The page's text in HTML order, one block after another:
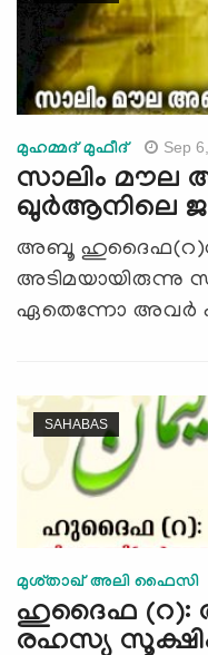
മുഹമ്മദ് മുഫീദ് Sep
സാലിം
ഖുർആനിലെ
അബൂ
അടിമയായിരുന്നു
ഏതെന്നോ അവര്‍
SAHABAS
മുശ്താഖ് അലി ഫൈസി
ഹുദൈഫ (റ):
രഹസ്യ